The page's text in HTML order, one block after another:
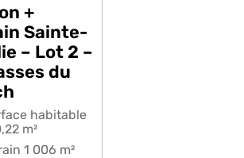
+
Sainte-
– Lot 2 –
du
habitable
m²
1 006 m²